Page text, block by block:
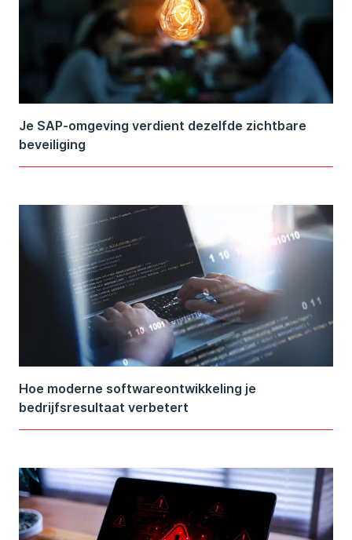
Je SAP-omgeving verdient dezelfde zichtbare
beveiliging
Hoe moderne softwareontwikkeling je
bedrijfsresultaat verbetert